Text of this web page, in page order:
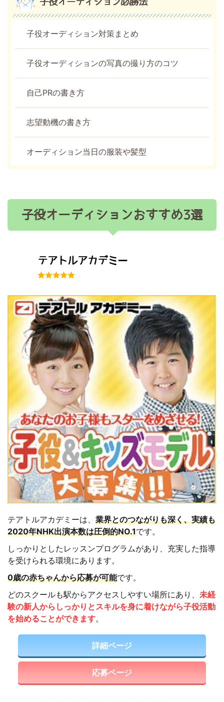
子役オーディション対策まとめ
子役オーディションの写真の撮り方のコツ
自己PRの書き方
志望動機の書き方
オーディション当日の服装や髪型
子役オーディションおすすめ3選
テアトルアカデミー
テアトルアカデミーは、 業界とのつながりも深く、実績も
2020年NHK出演本数は圧倒的NO.1です。
しっかりとしたレッスンプログラムがあり、充実した指導
を受けられる環境にあります。
0歳の赤ちゃんから応募が可能です。
どのスクールも駅からアクセスしやすい場所にあり、 未経
験の新人からしっかりとスキルを身に着けながら子役活動
を始めることができます。
詳細ページ
応募ページ